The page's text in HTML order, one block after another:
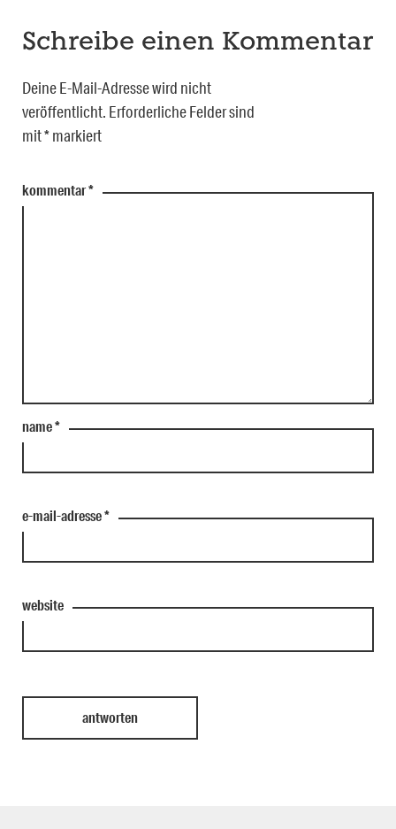
Schreibe einen Kommentar
Deine E-Mail-Adresse wird nicht
veröffentlicht. Erforderliche Felder sind
mit*markiert
kommentar*
name*
e-mail-adresse*
website